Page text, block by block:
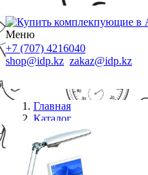
Меню
+7 (707) 4216040
shop@idp.kz zakaz@idp.kz
Главная
Каталог
Компьютерные столы
Компьютерный стол,
МДФ, 200*81*64.5 см,
клавиатуры и сис. блока